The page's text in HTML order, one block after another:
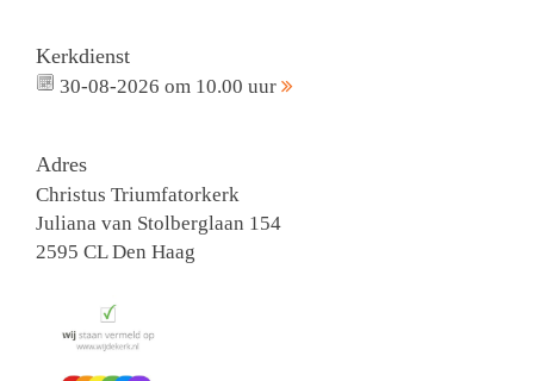
Kerkdienst
30-08-2026 om 10.00 uur
Adres
Christus Triumfatorkerk
Juliana van Stolberglaan 154
2595 CL Den Haag